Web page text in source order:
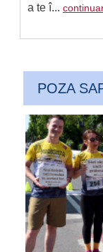
a te î...
POZA